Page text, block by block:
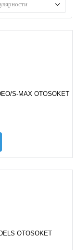
S-MAX OTOSOKET
OTOSOKET